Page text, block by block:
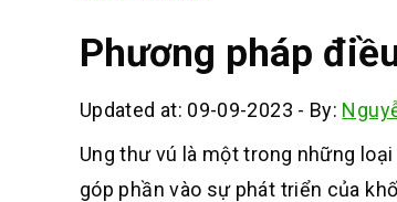
Phương pháp
Updated at: 09-09-2023 - By:
Ung thư vú là một trong những
góp phần vào sự phát triển của